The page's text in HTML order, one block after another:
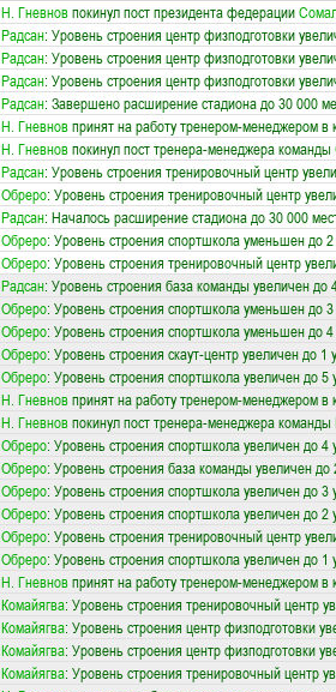
Н. Гневновпокинул пост президента федерации
Радсан: Уровень строения центр физподготовки
Радсан: Уровень строения центр физподготовки
Радсан: Уровень строения центр физподготовки
Радсан: Завершено расширение стадиона до 30 000
Н. Гневновпринят на работу тренером-менеджером в
Н. Гневновпокинул пост тренера-менеджера команды
Радсан: Уровень строения тренировочный центр
Обреро: Уровень строения тренировочный центр
Радсан: Началось расширение стадиона до 30 000
Обреро: Уровень строения спортшкола уменьшен до
Обреро: Уровень строения тренировочный центр
Радсан: Уровень строения база команды увеличен до
Обреро: Уровень строения спортшкола уменьшен до
Обреро: Уровень строения спортшкола уменьшен до
Обреро: Уровень строения скаут-центр увеличен до 1
Обреро: Уровень строения спортшкола увеличен до 5
Н. Гневновпринят на работу тренером-менеджером в
Н. Гневновпокинул пост тренера-менеджера команды
Обреро: Уровень строения спортшкола увеличен до 4
Обреро: Уровень строения база команды увеличен до
Обреро: Уровень строения спортшкола увеличен до 3
Обреро: Уровень строения спортшкола увеличен до 2
Обреро: Уровень строения тренировочный центр
Обреро: Уровень строения спортшкола увеличен до 1
Н. Гневновпринят на работу тренером-менеджером в
Комайягва: Уровень строения тренировочный центр
Комайягва: Уровень строения центр физподготовки
Комайягва: Уровень строения центр физподготовки
Комайягва: Уровень строения тренировочный центр